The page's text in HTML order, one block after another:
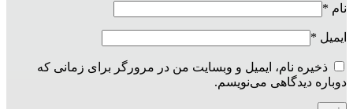
نام *
ایمیل *
ذخیره نام، ایمیل و وبسایت من در مرورگر برای زمانی که
دوباره دیدگاهی می‌نویسم.